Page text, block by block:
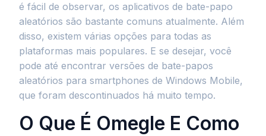
é fácil de observar, os aplicativos de bate-papo
aleatórios são bastante comuns atualmente. Além
disso, existem várias opções para todas as
plataformas mais populares. E se desejar, você
pode até encontrar versões de bate-papos
aleatórios para smartphones de Windows Mobile,
que foram descontinuados há muito tempo.
O Que É Omegle E Como